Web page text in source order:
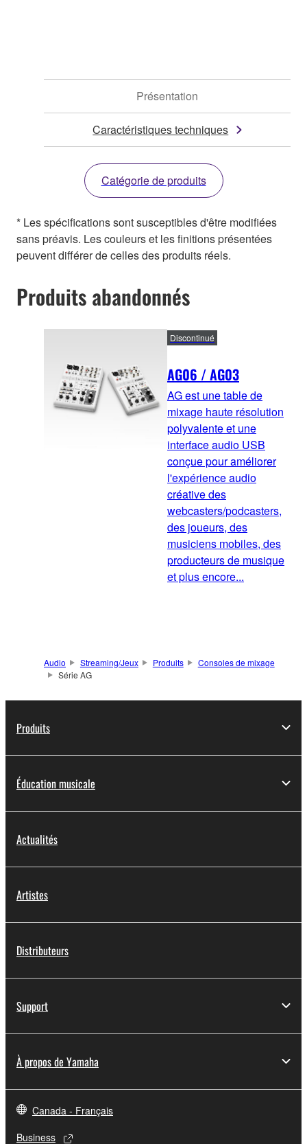
Présentation
Caractéristiques techniques
Catégorie de produits
* Les spécifications sont susceptibles d'être modifiées
sans préavis. Les couleurs et les finitions présentées
peuvent différer de celles des produits réels.
Produits abandonnés
AG06 / AG03
Discontinué
AG est une table de
mixage haute résolution
polyvalente et une
interface audio USB
conçue pour améliorer
l'expérience audio
créative des
webcasters/podcasters,
des joueurs, des
musiciens mobiles, des
producteurs de musique
et plus encore...
Audio Streaming/Jeux Produits
Consoles de mixage
Série AG
Produits
Éducation musicale
Actualités
Artistes
Distributeurs
Support
À propos de Yamaha
Canada - Français
Business